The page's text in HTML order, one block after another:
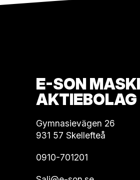
E-SON
AKTIEBOLAG
Gymnasievägen 26
931 57 Skellefteå
0910-701201